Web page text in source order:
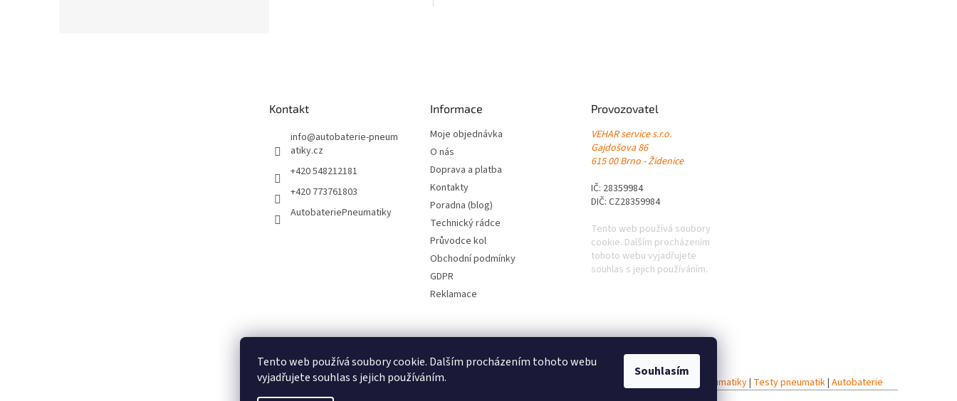
Tento web používá soubory cookie. Dalším procházením tohoto webu
vyjadřujete souhlas s jejich používáním.
Souhlasím
Kontakt
info@autobaterie-pneum
atiky.cz
+420 548212181
+420 773761803
AutobateriePneumatiky
Informace
Moje objednávka
O nás
Doprava a platba
Kontakty
Poradna (blog)
Technický rádce
Průvodce kol
Obchodní podmínky
GDPR
Reklamace
Provozovatel
VEHAR service s.r.o.
Gajdošova 86
615 00 Brno - Židenice
IČ: 28359984
DIČ: CZ28359984
Tento web používá soubory
cookie. Dalším procházením
tohoto webu vyjadřujete
souhlas s jejich používáním.
Pneumatiky|Levné pneumatiky s dopravou zdarma Zimní pneumatiky Celoroční pneumatiky| Testy pneumatik| Autobaterie